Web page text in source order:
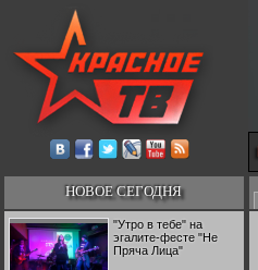
НОВОЕ СЕГОДНЯ
"Утро в тебе" на
эгалите-фесте "Не
Пряча Лица"